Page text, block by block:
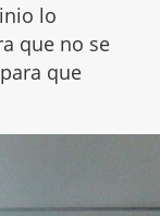
lo
que no se
que